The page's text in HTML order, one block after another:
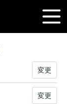
変更
変更